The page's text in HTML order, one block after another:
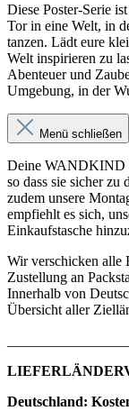
Diese Poster-Serie
Tor in eine Welt, in
tanzen. Lädt eure
Welt inspirieren zu
Abenteuer und
Umgebung, in der
Menü schließen
Deine WANDKIND
so dass sie sicher
zudem unsere
empfiehlt es sich,
Einkaufstasche
Wir verschicken alle
Zustellung an
Innerhalb von
Übersicht aller
Deutschland: